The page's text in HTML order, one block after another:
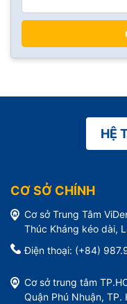
HỆ
CƠ SỞ CHÍNH
Cơ sở Trung Tâm
Thúc Kháng kéo dài,
Điện thoại: (+84)
Cơ sở trung tâm
Quận Phú Nhuận, TP.